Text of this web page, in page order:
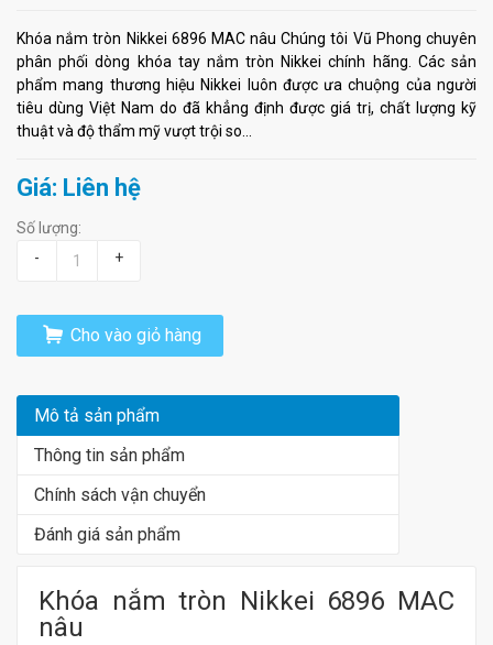
Khóa nắm tròn Nikkei 6896 MAC nâu Chúng tôi Vũ Phong chuyên
phân phối dòng khóa tay nắm tròn Nikkei chính hãng. Các sản
phẩm mang thương hiệu Nikkei luôn được ưa chuộng của người
tiêu dùng Việt Nam do đã khẳng định được giá trị, chất lượng kỹ
thuật và độ thẩm mỹ vượt trội so...
Giá: Liên hệ
Số lượng:
-
+
Cho vào giỏ hàng
Mô tả sản phẩm
Thông tin sản phẩm
Chính sách vận chuyển
Đánh giá sản phẩm
Khóa nắm tròn Nikkei 6896 MAC
nâu